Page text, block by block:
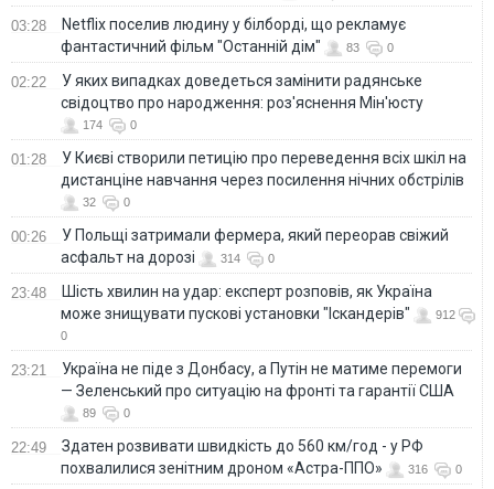
03:28
Netflix поселив людину у білборді, що рекламує
фантастичний фільм "Останній дім"
83 0
02:22
У яких випадках доведеться замінити радянське
свідоцтво про народження: роз'яснення Мін'юсту
174 0
01:28
У Києві створили петицію про переведення всіх шкіл на
дистанціне навчання через посилення нічних обстрілів
32 0
00:26
У Польщі затримали фермера, який переорав свіжий
асфальт на дорозі
314 0
23:48
Шість хвилин на удар: експерт розповів, як Україна
може знищувати пускові установки "Іскандерів"
912
0
23:21
Україна не піде з Донбасу, а Путін не матиме перемоги
— Зеленський про ситуацію на фронті та гарантії США
89 0
22:49
Здатен розвивати швидкість до 560 км/год - у РФ
похвалилися зенітним дроном «Астра-ППО»
316 0